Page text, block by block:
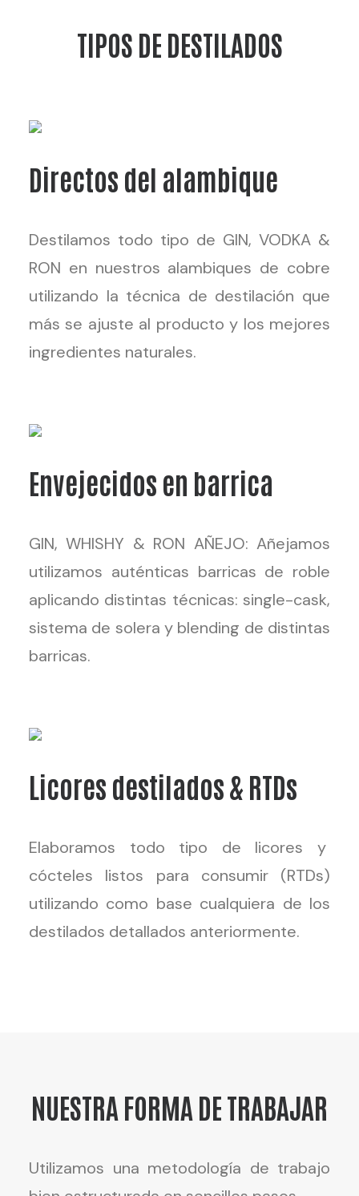
TIPOS DE DESTILADOS
Directos del alambique
Destilamos todo tipo de GIN, VODKA &
RON en nuestros alambiques de cobre
utilizando la técnica de destilación que
más se ajuste al producto y los mejores
ingredientes naturales.
Envejecidos en barrica
GIN, WHISHY & RON AÑEJO: Añejamos
utilizamos auténticas barricas de roble
aplicando distintas técnicas: single-cask,
sistema de solera y blending de distintas
barricas.
Licores destilados & RTDs
Elaboramos todo tipo de licores y
cócteles listos para consumir (RTDs)
utilizando como base cualquiera de los
destilados detallados anteriormente.
NUESTRA FORMA DE TRABAJAR
Utilizamos una metodología de trabajo